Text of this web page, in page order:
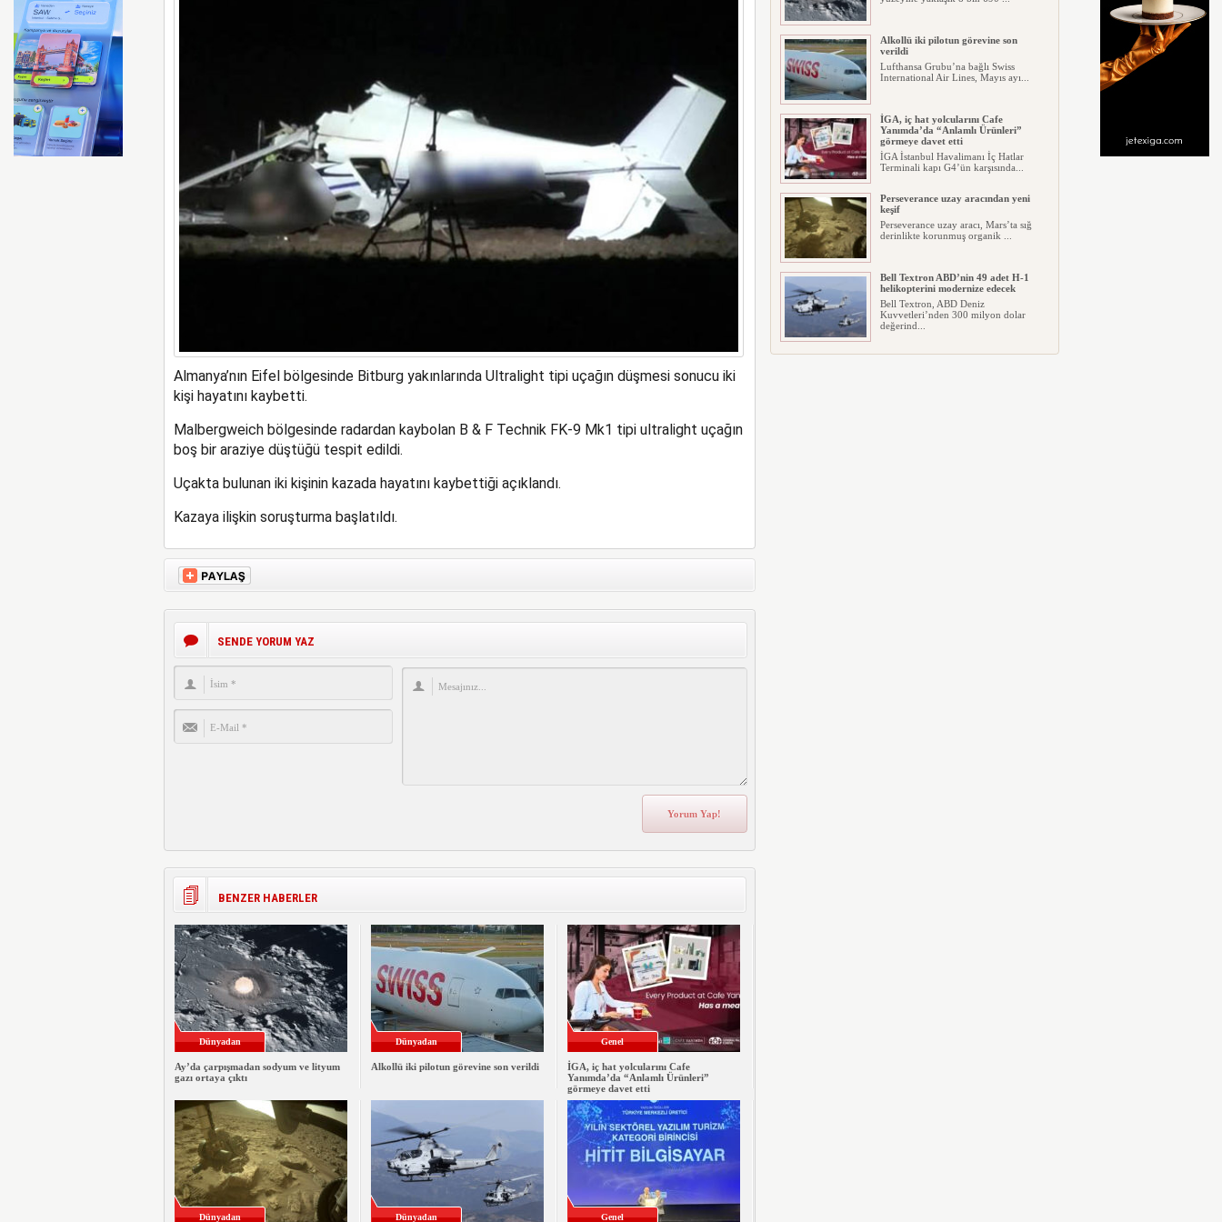
Almanya’nın Eifel bölgesinde Bitburg yakınlarında Ultralight tipi uçağın düşmesi sonucu iki
kişi hayatını kaybetti.
Malbergweich bölgesinde radardan kaybolan B & F Technik FK-9 Mk1 tipi ultralight uçağın
boş bir araziye düştüğü tespit edildi.
Uçakta bulunan iki kişinin kazada hayatını kaybettiği açıklandı.
Kazaya ilişkin soruşturma başlatıldı.
SENDE YORUM YAZ
BENZER HABERLER
Dünyadan
Ay’da çarpışmadan sodyum ve lityum
gazı ortaya çıktı
Dünyadan
Alkollü iki pilotun görevine son verildi
Genel
İGA, iç hat yolcularını Cafe
Yanımda’da “Anlamlı Ürünleri”
görmeye davet etti
Dünyadan Dünyadan Genel
Alkollü iki pilotun görevine son
verildi
Lufthansa Grubu’na bağlı Swiss
International Air Lines, Mayıs ayı...
İGA, iç hat yolcularını Cafe
Yanımda’da “Anlamlı Ürünleri”
görmeye davet etti
İGA İstanbul Havalimanı İç Hatlar
Terminali kapı G4’ün karşısında...
Perseverance uzay aracından yeni
keşif
Perseverance uzay aracı, Mars’ta sığ
derinlikte korunmuş organik ...
Bell Textron ABD’nin 49 adet H-1
helikopterini modernize edecek
Bell Textron, ABD Deniz
Kuvvetleri’nden 300 milyon dolar
değerind...
Hitit Bilişim 500’de Sektörel Yazılım